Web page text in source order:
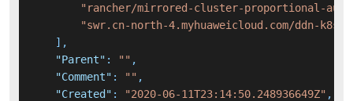
"rancher/mirrored-cluster-proportional-
"swr.cn-north-4.myhuaweicloud.com/ddn-k8s/
] ,
"Parent" : "" ,
"Comment" : "" ,
"Created" : "2020-06-11T23:14:50.248936649Z" ,